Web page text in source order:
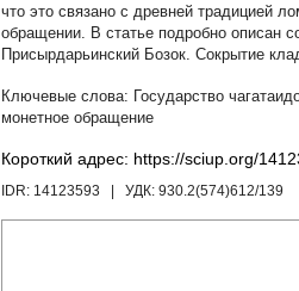
что это связано с древней традицией
обращении. В статье подробно описан
Присырдарьинский Бозок. Сокрытие
Государство
монетное обращение
Короткий адрес: https://sciup.org/
IDR: 14123593 | УДК: 930.2(574)612/139